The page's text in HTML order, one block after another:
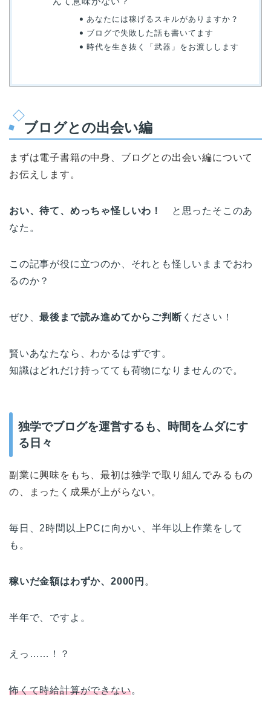
あなたには稼げるスキルがありますか？
ブログで失敗した話も書いてます
時代を生き抜く「武器」をお渡しします
ブログとの出会い編
まずは電子書籍の中身、ブログとの出会い編について
お伝えします。
おい、待て、めっちゃ怪しいわ！
と思ったそこのあ
なた。
この記事が役に立つのか、それとも怪しいままでおわ
るのか？
ぜひ、最後まで読み進めてからご判断 ください！
賢いあなたなら、わかるはずです。
知識はどれだけ持ってても荷物になりませんので。
独学でブログを運営するも、時間をムダにす
る日々
副業に興味をもち、最初は独学で取り組んでみるもの
の、まったく成果が上がらない。
毎日、2時間以上PCに向かい、半年以上作業をして
も。
稼いだ金額はわずか、2000円 。
半年で、ですよ。
えっ……！？
怖くて時給計算ができない。